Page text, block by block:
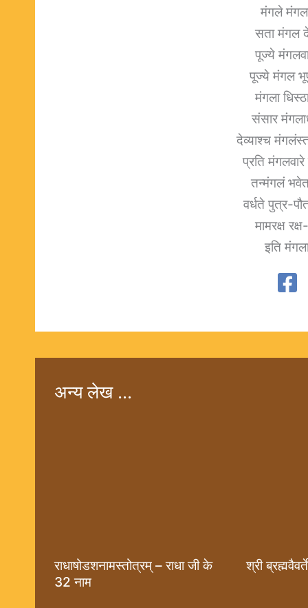
मंगले
सता मंगल
पूज्ये
पूज्ये मंगल
मंगला
संसार
देव्याश्च
प्रति
तन्मंगलं
वर्धते पुत्र-
मामरक्ष
इति
अन्य लेख ...
राधाषोडशनामस्तोत्रम् – राधा जी के
32 नाम
श्री